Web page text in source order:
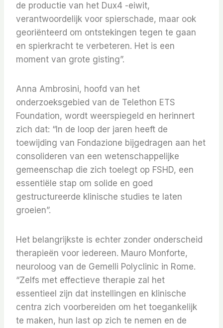
de productie van het Dux4 -eiwit,
verantwoordelijk voor spierschade, maar ook
georiënteerd om ontstekingen tegen te gaan
en spierkracht te verbeteren. Het is een
moment van grote gisting”.
Anna Ambrosini, hoofd van het
onderzoeksgebied van de Telethon ETS
Foundation, wordt weerspiegeld en herinnert
zich dat: “In de loop der jaren heeft de
toewijding van Fondazione bijgedragen aan het
consolideren van een wetenschappelijke
gemeenschap die zich toelegt op FSHD, een
essentiële stap om solide en goed
gestructureerde klinische studies te laten
groeien”.
Het belangrijkste is echter zonder onderscheid
therapieën voor iedereen. Mauro Monforte,
neuroloog van de Gemelli Polyclinic in Rome.
“Zelfs met effectieve therapie zal het
essentieel zijn dat instellingen en klinische
centra zich voorbereiden om het toegankelijk
te maken, hun last op zich te nemen en de